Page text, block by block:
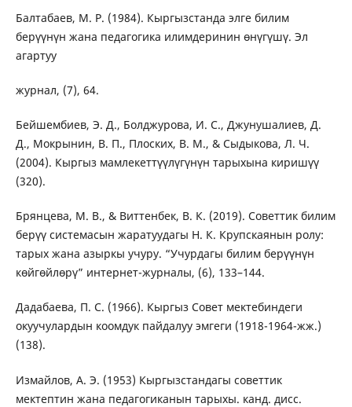
Балтабаев, М. Р. (1984). Кыргызстанда элге билим
берүүнүн жана педагогика илимдеринин өнүгүшү. Эл
агартуу
журнал, (7), 64.
Бейшембиев, Э. Д., Болджурова, И. С., Джунушалиев, Д.
Д., Мокрынин, В. П., Плоских, В. М., & Сыдыкова, Л. Ч.
(2004). Кыргыз мамлекеттүүлүгүнүн тарыхына киришүү
(320).
Брянцева, М. В., & Виттенбек, В. К. (2019). Советтик билим
берүү системасын жаратуудагы Н. К. Крупскаянын ролу:
тарых жана азыркы учуру. “Учурдагы билим берүүнүн
көйгөйлөрү” интернет-журналы, (6), 133–144.
Дадабаева, П. С. (1966). Кыргыз Совет мектебиндеги
окуучулардын коомдук пайдалуу эмгеги (1918-1964-жж.)
(138).
Измайлов, А. Э. (1953) Кыргызстандагы советтик
мектептин жана педагогиканын тарыхы. канд. дисс.